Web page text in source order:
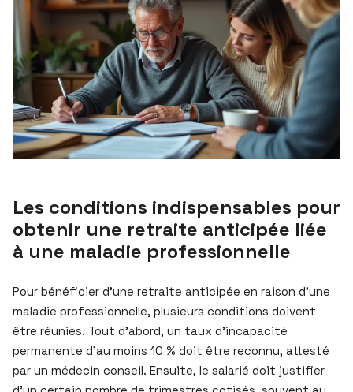
Les conditions indispensables pour
obtenir une retraite anticipée liée
à une maladie professionnelle
Pour bénéficier d’une retraite anticipée en raison d’une
maladie professionnelle, plusieurs conditions doivent
être réunies. Tout d’abord, un taux d’incapacité
permanente d’au moins 10 % doit être reconnu, attesté
par un médecin conseil. Ensuite, le salarié doit justifier